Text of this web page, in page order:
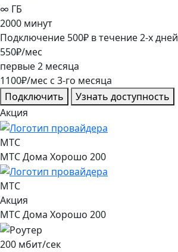
∞ ГБ
2000 минут
Подключение 500₽ в течение2-х дней
550₽/мес
первые2 месяца
1100₽/мес c 3-го месяца
Подключить
Узнать доступность
Акция
МТС
МТС Дома Хорошо 200
МТС
Акция
МТС Дома Хорошо 200
200 мбит/сек